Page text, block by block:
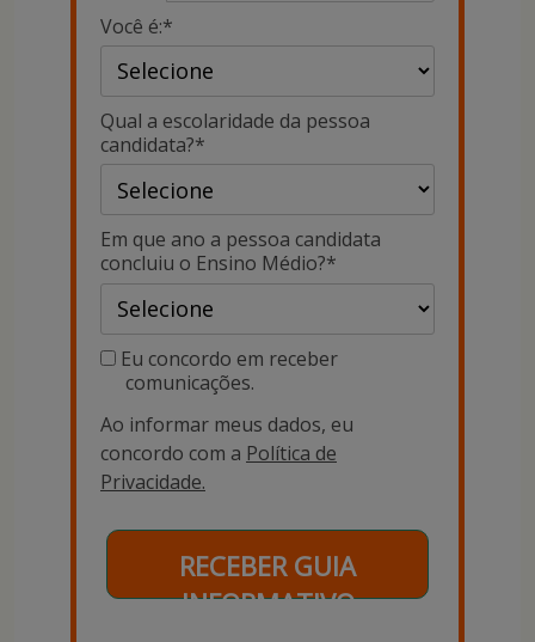
Você é:*
Qual a escolaridade da pessoa
candidata?*
Em que ano a pessoa candidata
concluiu o Ensino Médio?*
Eu concordo em receber
comunicações.
Ao informar meus dados, eu
concordo com a Política de
Privacidade.
RECEBER GUIA
INFORMATIVO